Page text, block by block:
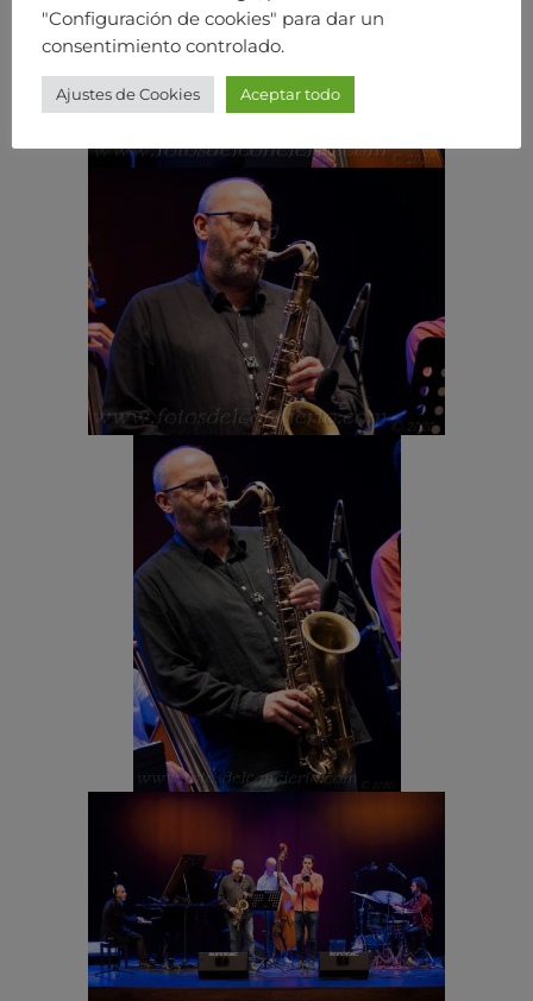
"Configuración de cookies" para dar un
consentimiento controlado.
Ajustes de Cookies Aceptar todo